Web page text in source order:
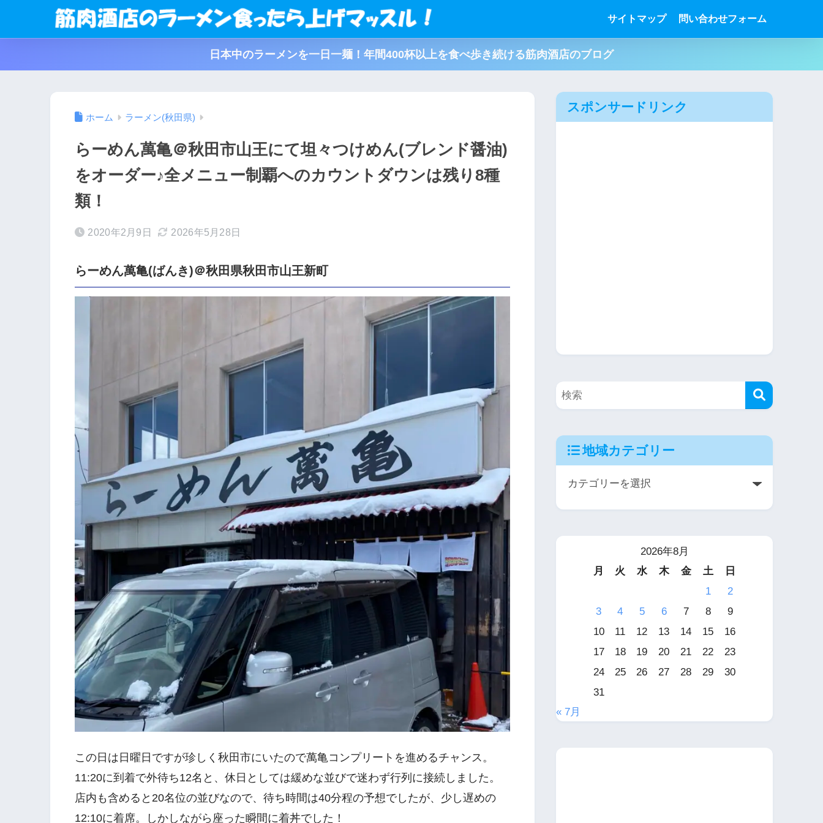
サイトマップ 問い合わせフォーム
日本中のラーメンを一日一麺！年間400杯以上を食べ歩き続ける筋肉酒店のブログ
ホーム ラーメン(秋田県)
らーめん萬亀＠秋田市山王にて坦々つけめん(ブレンド醤油)
をオーダー♪全メニュー制覇へのカウントダウンは残り8種
類！
2020年2月9日 2026年5月28日
らーめん萬亀(ばんき)＠秋田県秋田市山王新町
この日は日曜日ですが珍しく秋田市にいたので萬亀コンプリートを進めるチャンス。
11:20に到着で外待ち12名と、休日としては緩めな並びで迷わず行列に接続しました。
店内も含めると20名位の並びなので、待ち時間は40分程の予想でしたが、少し遅めの
12:10に着席。しかしながら座った瞬間に着丼でした！
スポンサードリンク
地域カテゴリー
2026年8月
月
火 水 木 金 土
日
1
2
3
4 5 6 7 8
9
10
11 12 13 14 15
16
17
18 19 20 21 22
23
24
25 26 27 28 29
30
31
« 7月